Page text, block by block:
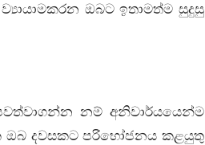
ඔබට ඉතාමත්ම සුදුසු
නම් අනිවාර්යයෙන්ම
ඔබ දවසකට පරිභෝජනය කළයුතු